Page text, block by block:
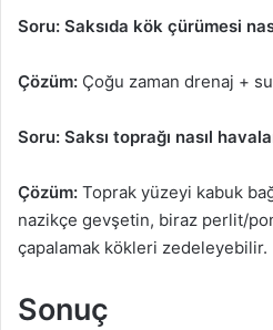
Soru: Saksıda kök çürümesi
Çözüm: Çoğu zaman drenaj +
Soru: Saksı toprağı nasıl
Çözüm: Toprak yüzeyi kabuk
nazikçe gevşetin, biraz perlit/
çapalamak kökleri zedeleyebilir.
Sonuç